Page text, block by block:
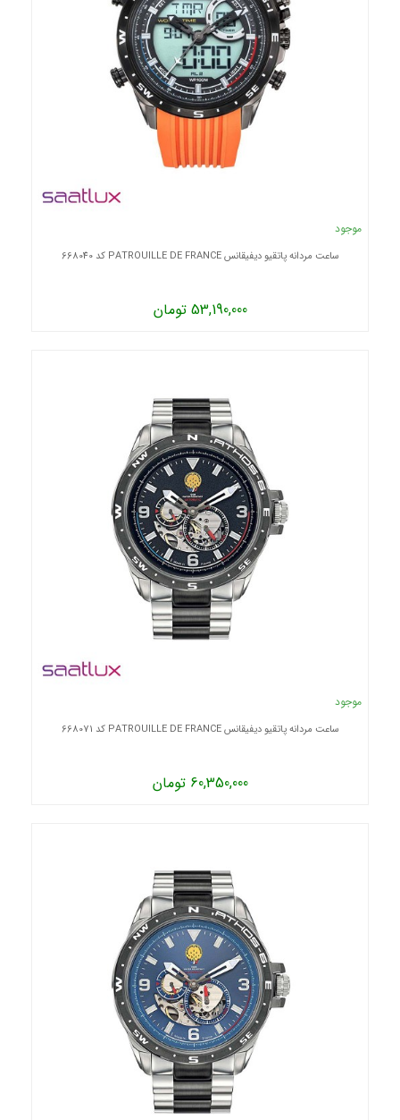
موجود
ساعت مردانه پاتقیو دیفیقانس PATROUILLE DE FRANCE کد 668040
53,190,000 تومان
موجود
ساعت مردانه پاتقیو دیفیقانس PATROUILLE DE FRANCE کد 668071
60,350,000 تومان